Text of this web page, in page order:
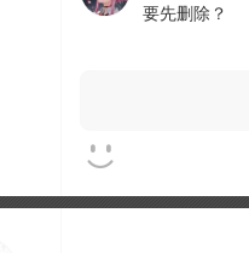
要先删除？